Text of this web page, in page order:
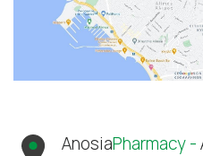
AnosiaPharmacy -